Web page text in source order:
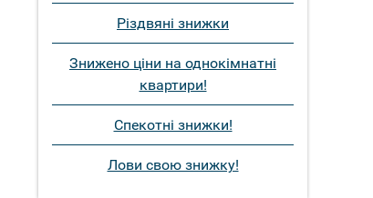
Різдвяні знижки
Знижено ціни на однокімнатні
квартири!
Спекотні знижки!
Лови свою знижку!